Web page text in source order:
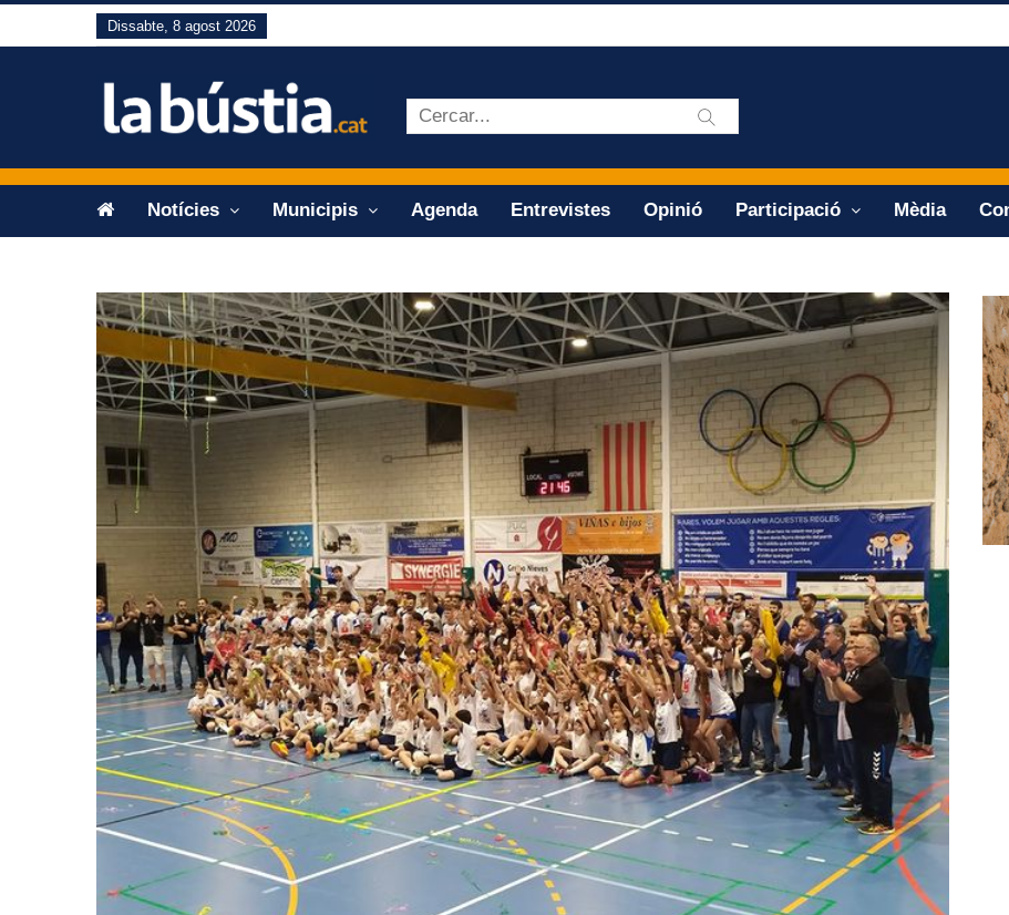
Dissabte, 8 agost 2026
Notícies Municipis Agenda Entrevistes Opinió Participació Mèdia